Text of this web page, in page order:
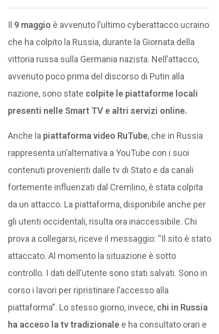
Il 9 maggio è avvenuto l’ultimo cyberattacco ucraino
che ha colpito la Russia, durante la Giornata della
vittoria russa sulla Germania nazista. Nell’attacco,
avvenuto poco prima del discorso di Putin alla
nazione, sono state colpite le piattaforme locali
presenti nelle Smart TV e altri servizi online.
Anche la piattaforma video RuTube, che in Russia
rappresenta un’alternativa a YouTube con i suoi
contenuti provenienti dalle tv di Stato e da canali
fortemente influenzati dal Cremlino, è stata colpita
da un attacco. La piattaforma, disponibile anche per
gli utenti occidentali, risulta ora inaccessibile. Chi
prova a collegarsi, riceve il messaggio: “Il sito è stato
attaccato. Al momento la situazione è sotto
controllo. I dati dell’utente sono stati salvati. Sono in
corso i lavori per ripristinare l’accesso alla
piattaforma”. Lo stesso giorno, invece, chi in Russia
ha acceso la tv tradizionalee ha consultato orari e